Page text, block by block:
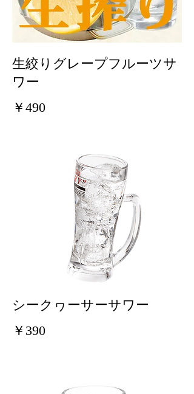
生絞りグレープフルーツサ
ワー
￥490
シークヮーサーサワー
￥390